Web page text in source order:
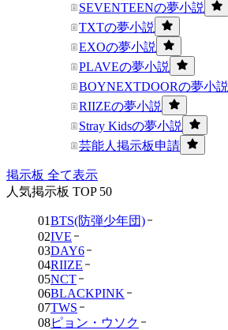
SEVENTEENの夢小説
TXTの夢小説
EXOの夢小説
PLAVEの夢小説
BOYNEXTDOORの夢小説
RIIZEの夢小説
Stray Kidsの夢小説
芸能人掲示板申請
掲示板 全て表示
人気掲示板 TOP 50
01BTS(防弾少年団)
02IVE
03DAY6
04RIIZE
05NCT
06BLACKPINK
07TWS
08ピョン・ウソク